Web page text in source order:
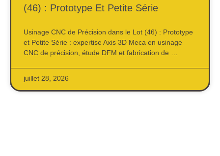
(46) : Prototype Et Petite Série
Usinage CNC de Précision dans le Lot (46) : Prototype
et Petite Série : expertise Axis 3D Meca en usinage
CNC de précision, étude DFM et fabrication de …
juillet 28, 2026